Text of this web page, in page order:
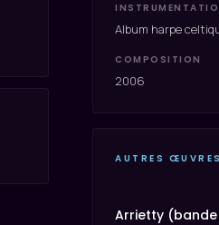
Album harpe
COMPOSITION
2006
AUTRES
Arrietty